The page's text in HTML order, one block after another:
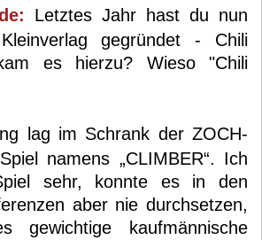
Letztes Jahr hast du nun
gegründet - Chili
es hierzu? Wieso "Chili
lag im Schrank der ZOCH-
namens „CLIMBER“. Ich
sehr, konnte es in den
aber nie durchsetzen,
gewichtige kaufmännische